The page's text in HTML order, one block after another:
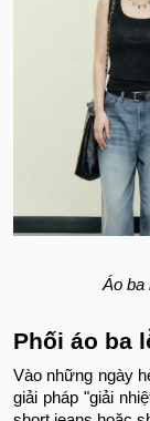
Áo ba
Phối áo ba
Vào những ngày
giải pháp "giải